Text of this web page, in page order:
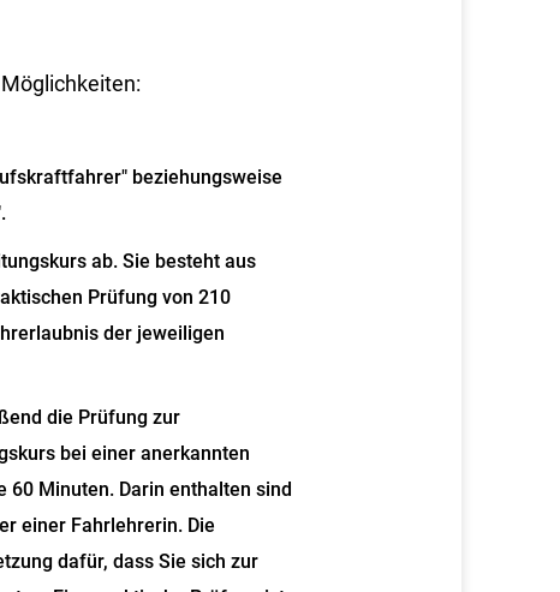
beziehungsweise
ab. Sie besteht aus
Prüfung von 210
der jeweiligen
die Prüfung zur
bei einer anerkannten
60 Minuten. Darin enthalten sind
einer Fahrlehrerin. Die
dafür, dass Sie sich zur